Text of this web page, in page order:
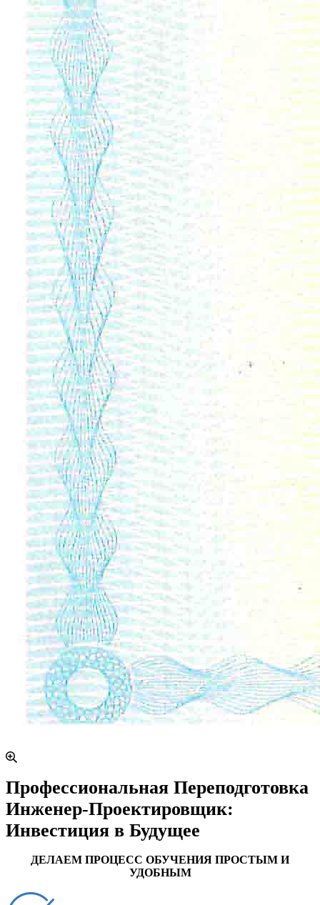
Профессиональная Переподготовка
Инженер-Проектировщик:
Инвестиция в Будущее
ДЕЛАЕМ ПРОЦЕСС ОБУЧЕНИЯ ПРОСТЫМ И
УДОБНЫМ